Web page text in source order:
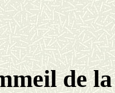
de